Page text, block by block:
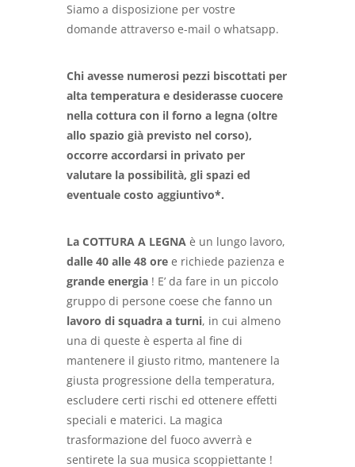
Siamo a disposizione per vostre
domande attraverso e-mail o whatsapp.
Chi avesse numerosi pezzi biscottati per
alta temperatura e desiderasse cuocere
nella cottura con il forno a legna (oltre
allo spazio già previsto nel corso),
occorre accordarsi in privato per
valutare la possibilità, gli spazi ed
eventuale costo aggiuntivo*.
La COTTURA A LEGNA è un lungo lavoro,
dalle 40 alle 48 ore e richiede pazienza e
grande energia ! E’ da fare in un piccolo
gruppo di persone coese che fanno un
lavoro di squadra a turni, in cui almeno
una di queste è esperta al fine di
mantenere il giusto ritmo, mantenere la
giusta progressione della temperatura,
escludere certi rischi ed ottenere effetti
speciali e materici. La magica
trasformazione del fuoco avverrà e
sentirete la sua musica scoppiettante !